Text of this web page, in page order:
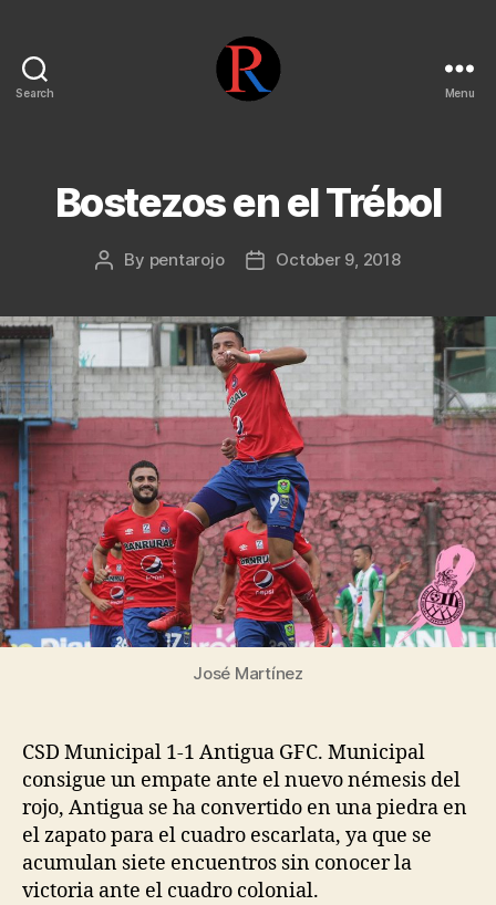
Search Menu
Bostezos en el Trébol
Post
By pentarojo
PostOctober 9, 2018
José Martínez
CSD Municipal 1-1 Antigua GFC. Municipal
consigue un empate ante el nuevo némesis del
rojo, Antigua se ha convertido en una piedra en
el zapato para el cuadro escarlata, ya que se
acumulan siete encuentros sin conocer la
victoria ante el cuadro colonial.